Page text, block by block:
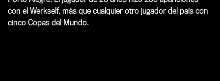
con el Werkself, más que cualquier otro jugador del país con
cinco Copas del Mundo.